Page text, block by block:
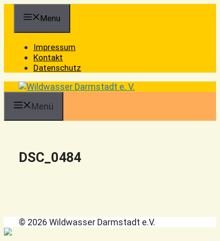
Inhalt
Menu
Impressum
Kontakt
Datenschutz
Menü
DSC_0484
© 2026 Wildwasser Darmstadt e.V.